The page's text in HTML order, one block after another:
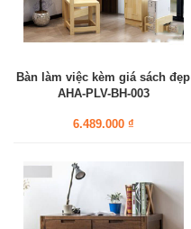
Bàn làm việc kèm giá sách đẹp
AHA-PLV-BH-003
6.489.000 ₫